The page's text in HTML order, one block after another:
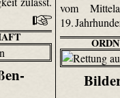
vom
19.